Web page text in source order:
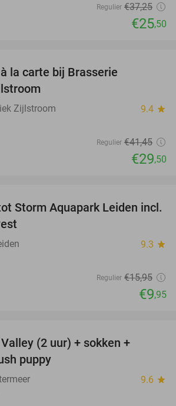
Regulier €37,25
€25,50
la carte bij Brasserie
Zijlstroom 9.4 star
Regulier €41,45
€29,50
38%
Storm Aquapark Leiden incl.
9.3 star
Regulier €15,95
€9,95
(2 uur) + sokken +
puppy
9.6 star